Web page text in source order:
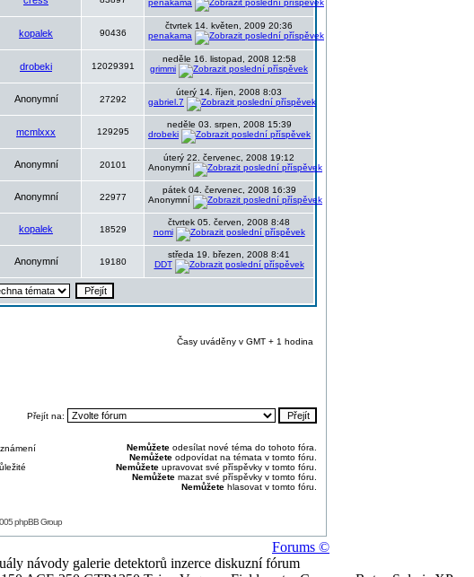
penakama
kopalek 90436
čtvrtek 14. květen, 2009 20:36
penakama
drobeki 12029391
neděle 16. listopad, 2008 12:58
grimmi
Anonymní 27292
úterý 14. říjen, 2008 8:03
gabriel.7
mcmlxxx 129295
neděle 03. srpen, 2008 15:39
drobeki
Anonymní 20101
úterý 22. červenec, 2008 19:12
Anonymní
Anonymní 22977
pátek 04. červenec, 2008 16:39
Anonymní
kopalek 18529
čtvrtek 05. červen, 2008 8:48
nomi
Anonymní 19180
středa 19. březen, 2008 8:41
DDT
Časy uváděny v GMT + 1 hodina
Přejít na:
Nemůžete odesílat nové téma do tohoto fóra.
Nemůžete odpovídat na témata v tomto fóru.
Nemůžete upravovat své příspěvky v tomto fóru.
Nemůžete mazat své příspěvky v tomto fóru.
Nemůžete hlasovat v tomto fóru.
phpBB Group
Forums ©
návody galerie detektorů inzerce diskuzní fórum